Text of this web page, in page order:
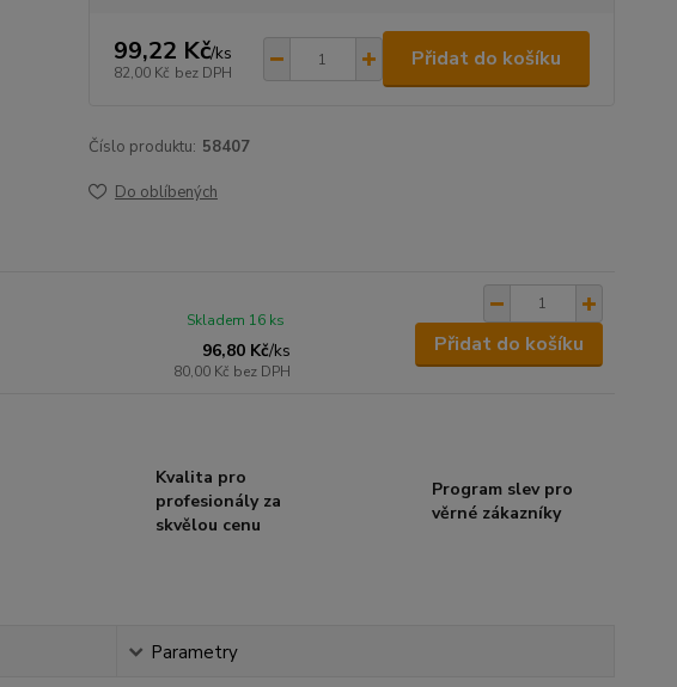
99,22 Kč/ks
82,00 Kč bez DPH
Přidat do košíku
Číslo produktu: 58407
Do oblíbených
96,80 Kč/ks
80,00 Kč bez DPH
Skladem 16 ks
Přidat do košíku
Kvalita pro
profesionály za
skvělou cenu
Program slev pro
věrné zákazníky
Parametry